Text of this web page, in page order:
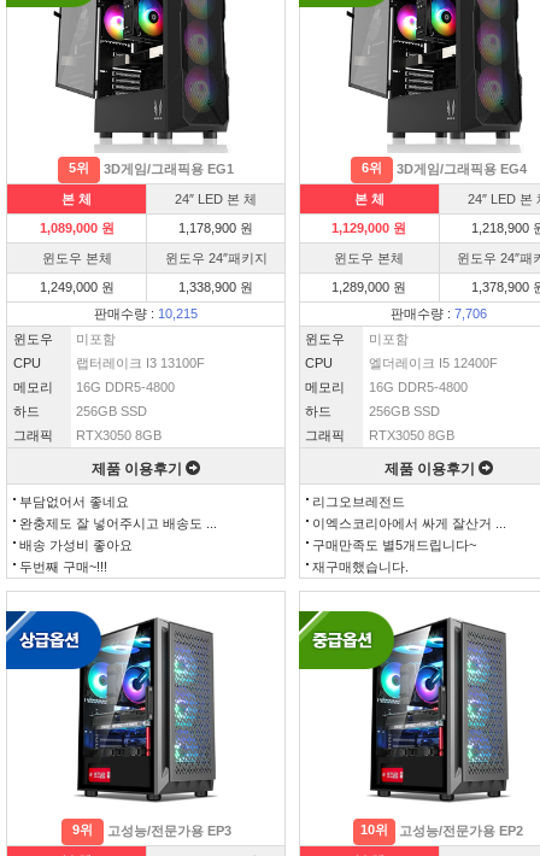
5위 3D게임/그래픽용 EG1
본 체
24″ LED 본 체
1,089,000 원
1,178,900 원
윈도우 본체
윈도우 24″패키지
1,249,000 원
1,338,900 원
판매수량 : 10,215
윈도우
미포함
CPU
랩터레이크 I3 13100F
메모리
16G DDR5-4800
하드
256GB SSD
그래픽
RTX3050 8GB
제품 이용후기
부담없어서 좋네요
완충제도 잘 넣어주시고 배송도 ...
배송 가성비 좋아요
두번째 구매~!!!
6위 3D게임/그래픽용 EG4
본 체
24″ LED 본
1,129,000 원
1,218,900
윈도우 본체
윈도우 24″패
1,289,000 원
1,378,900
판매수량 : 7,706
윈도우
미포함
CPU
엘더레이크 I5 12400F
메모리
16G DDR5-4800
하드
256GB SSD
그래픽
RTX3050 8GB
제품 이용후기
리그오브레전드
이엑스코리아에서 싸게 잘산거 ...
구매만족도 별5개드립니다~
재구매했습니다.
9위 고성능/전문가용 EP3 10위 고성능/전문가용 EP2